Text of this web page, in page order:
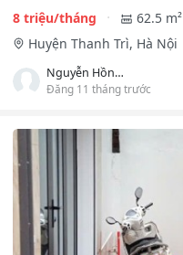
8 triệu/tháng
62.5 m²
Huyện Thanh Trì, Hà Nội
Nguyễn Hồng Ngân
Đăng 11 tháng trước